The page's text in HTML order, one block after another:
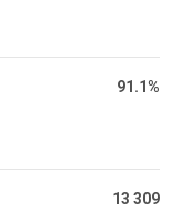
91.1%
13 309